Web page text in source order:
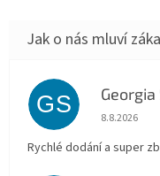
GS Hodnocení
8.8.2026
Rychlé dodání a super